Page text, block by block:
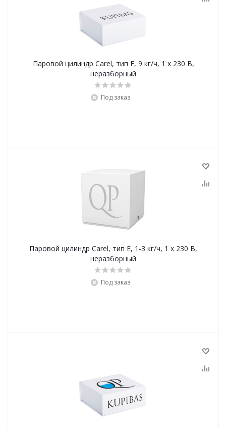
Паровой цилиндр Carel, тип F, 9 кг/ч, 1 x 230 В,
неразборный
Под заказ
Паровой цилиндр Carel, тип Е, 1-3 кг/ч, 1 x 230 В,
неразборный
Под заказ